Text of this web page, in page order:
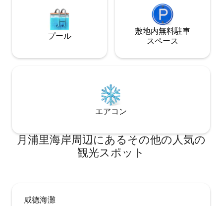
区) トースター(バルミューダ) 高級厨房機
器及び調理器具 スリッパ 網戸 快適な睡眠
高級ベッド:シモンズ・ウィリアムKKサイ
ズ(ヒーリングハウス) 高級寝具:ヌルディ
スリップ 防音客室:LXハウシスシステム窓
を使用 ゆったりとした休息 独立した構造
空間 浴室の利便施設 ウォシュレット 高級
アメニティ(アルベ) ヘアドライヤー 高級
タオル トイレットペーパー 周辺の商店街
(車線移動) コンビニ5分 ハナロマート6分
森[ジブリステュ
ーバックスR店 -
レイヤード - モン
-ウォルジョンリビーチ >城山
港（ウド） -プリ
出峰 -ビジャリム
プール
敷地内無料駐⁠車
ス⁠ペ⁠ー⁠ス
エアコン
月浦里海岸⁠周⁠辺⁠に⁠あ⁠るそ⁠の⁠他⁠の人⁠気⁠の
観⁠光⁠ス⁠ポ⁠ッ⁠ト
咸德海灘